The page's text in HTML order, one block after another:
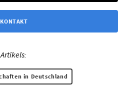
KONTAKT
in Deutschland